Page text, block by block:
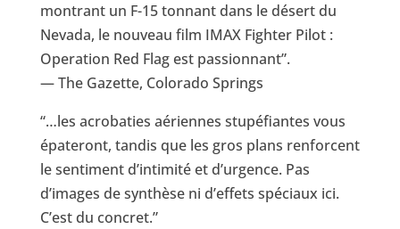
montrant un F-15 tonnant dans le désert du
Nevada, le nouveau film IMAX Fighter Pilot :
Operation Red Flag est passionnant”.
— The Gazette, Colorado Springs
“…les acrobaties aériennes stupéfiantes vous
épateront, tandis que les gros plans renforcent
le sentiment d’intimité et d’urgence. Pas
d’images de synthèse ni d’effets spéciaux ici.
C’est du concret.”